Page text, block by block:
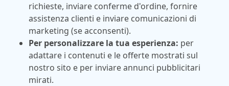
richieste, inviare conferme d'ordine, fornire
assistenza clienti e inviare comunicazioni di
marketing (se acconsenti).
Per personalizzare la tua esperienza: per
adattare i contenuti e le offerte mostrati sul
nostro sito e per inviare annunci pubblicitari
mirati.